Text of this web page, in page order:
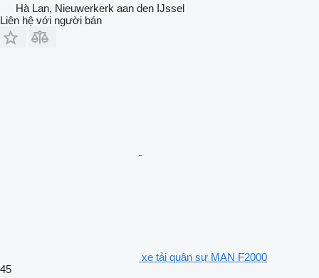
Hà Lan, Nieuwerkerk aan den IJssel
Liên hệ với người bán
xe tải quân sự MAN F2000
45